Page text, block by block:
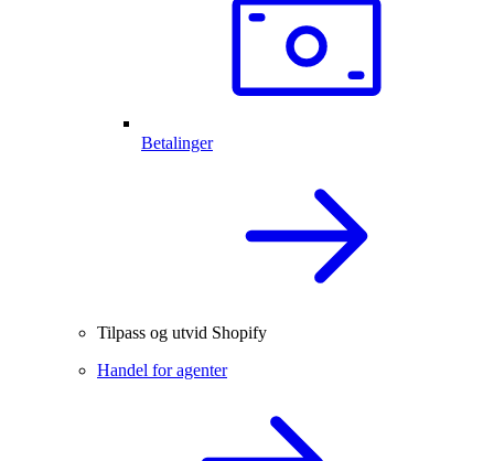
Betalinger
Tilpass og utvid Shopify
Handel for agenter